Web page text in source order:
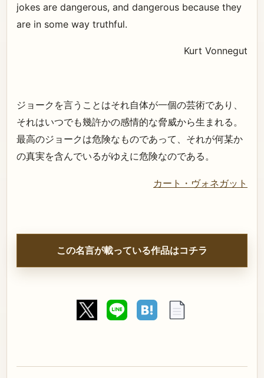
jokes are dangerous, and dangerous because they
are in some way truthful.
Kurt Vonnegut
ジョークを言うことはそれ自体が一個の芸術であり、
それはいつでも幾許かの感情的な脅威から生まれる。
最高のジョークは危険なものであって、それが何某か
の真実を含んでいるがゆえに危険なのである。
カート・ヴォネガット
この名言が載っている作品はコチラ